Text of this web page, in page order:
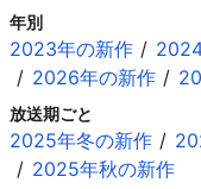
年別
2023年の新作
2026年の新作
放送期ごと
2025年冬の新作
2025年秋の新作